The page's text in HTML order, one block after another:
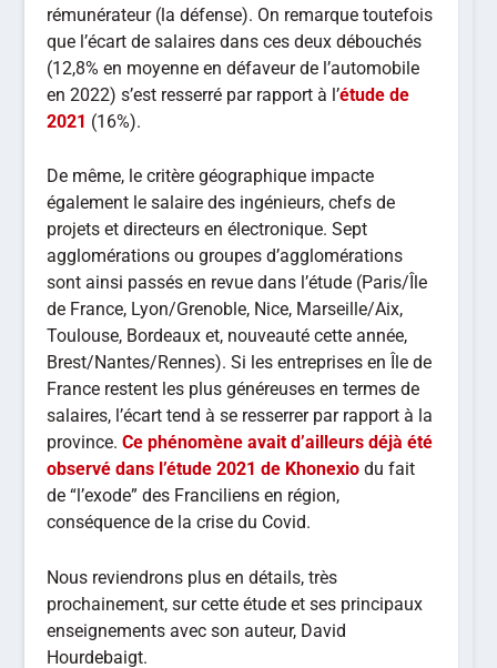
rémunérateur (la défense). On remarque toutefois
que l’écart de salaires dans ces deux débouchés
(12,8% en moyenne en défaveur de l’automobile
en 2022) s’est resserré par rapport à l’étude de
2021 (16%).
De même, le critère géographique impacte
également le salaire des ingénieurs, chefs de
projets et directeurs en électronique. Sept
agglomérations ou groupes d’agglomérations
sont ainsi passés en revue dans l’étude (Paris/Île
de France, Lyon/Grenoble, Nice, Marseille/Aix,
Toulouse, Bordeaux et, nouveauté cette année,
Brest/Nantes/Rennes). Si les entreprises en Île de
France restent les plus généreuses en termes de
salaires, l’écart tend à se resserrer par rapport à la
province.Ce phénomène avait d’ailleurs déjà été
observé dans l’étude 2021 de Khonexio du fait
de “l’exode” des Franciliens en région,
conséquence de la crise du Covid.
Nous reviendrons plus en détails, très
prochainement, sur cette étude et ses principaux
enseignements avec son auteur, David
Hourdebaigt.